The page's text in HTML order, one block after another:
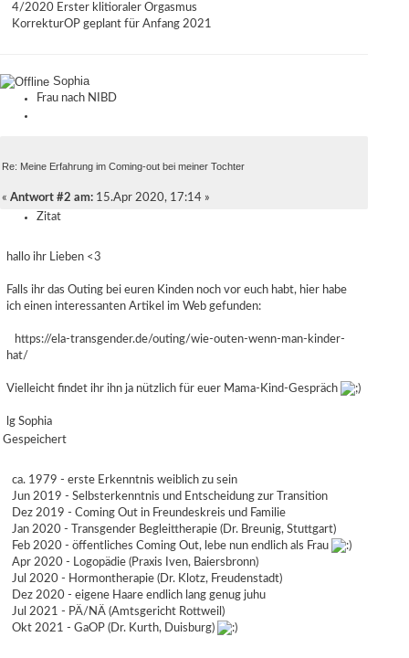
4/2020 Erster klitioraler Orgasmus
KorrekturOP geplant für Anfang 2021
Sophia
Frau nach NIBD
Re: Meine Erfahrung im Coming-out bei meiner Tochter
« Antwort #2 am: 15.Apr 2020, 17:14 »
Zitat
hallo ihr Lieben <3
Falls ihr das Outing bei euren Kinden noch vor euch habt, hier habe
ich einen interessanten Artikel im Web gefunden:
https://ela-transgender.de/outing/wie-outen-wenn-man-kinder-
hat/
Vielleicht findet ihr ihn ja nützlich für euer Mama-Kind-Gespräch
lg Sophia
Gespeichert
ca. 1979 - erste Erkenntnis weiblich zu sein
Jun 2019 - Selbsterkenntnis und Entscheidung zur Transition
Dez 2019 - Coming Out in Freundeskreis und Familie
Jan 2020 - Transgender Begleittherapie (Dr. Breunig, Stuttgart)
Feb 2020 - öffentliches Coming Out, lebe nun endlich als Frau
Apr 2020 - Logopädie (Praxis Iven, Baiersbronn)
Jul 2020 - Hormontherapie (Dr. Klotz, Freudenstadt)
Dez 2020 - eigene Haare endlich lang genug juhu
Jul 2021 - PÄ/NÄ (Amtsgericht Rottweil)
Okt 2021 - GaOP (Dr. Kurth, Duisburg)